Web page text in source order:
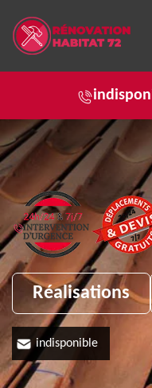
Réalisations
indisponible